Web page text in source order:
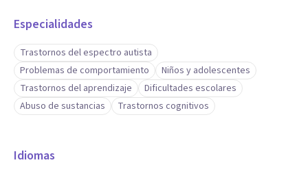
Especialidades
Trastornos del espectro autista
Problemas de comportamiento
Niños y adolescentes
Trastornos del aprendizaje
Dificultades escolares
Abuso de sustancias
Trastornos cognitivos
Idiomas